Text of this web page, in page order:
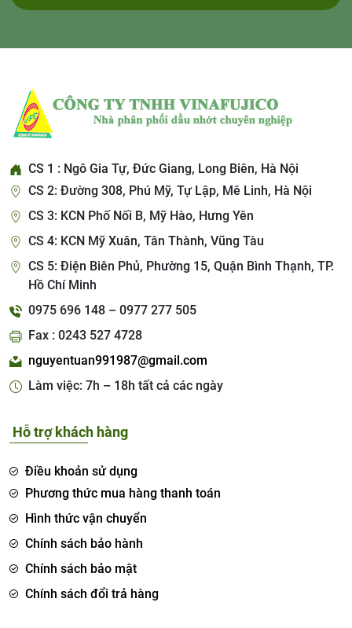
CS 1 : Ngô Gia Tự, Đức Giang, Long Biên, Hà Nội
CS 2: Đường 308, Phú Mỹ, Tự Lập, Mê Linh, Hà Nội
CS 3: KCN Phố Nối B, Mỹ Hào, Hưng Yên
CS 4: KCN Mỹ Xuân, Tân Thành, Vũng Tàu
CS 5: Điện Biên Phủ, Phường 15, Quận Bình Thạnh, TP.
Hồ Chí Minh
0975 696 148 – 0977 277 505
Fax : 0243 527 4728
nguyentuan991987@gmail.com
Làm việc: 7h – 18h tất cả các ngày
Hỗ trợ khách hàng
Điều khoản sử dụng
Phương thức mua hàng thanh toán
Hình thức vận chuyển
Chính sách bảo hành
Chính sách bảo mật
Chính sách đổi trả hàng